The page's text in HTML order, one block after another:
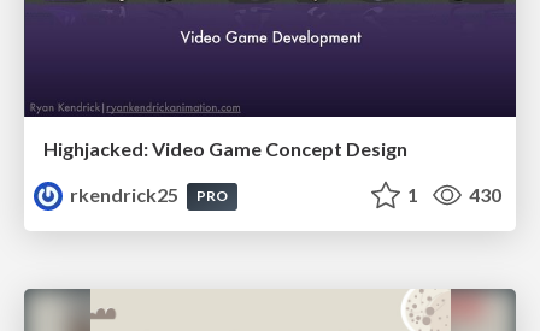
Highjacked: Video Game Concept Design
rkendrick25
PRO 1 430